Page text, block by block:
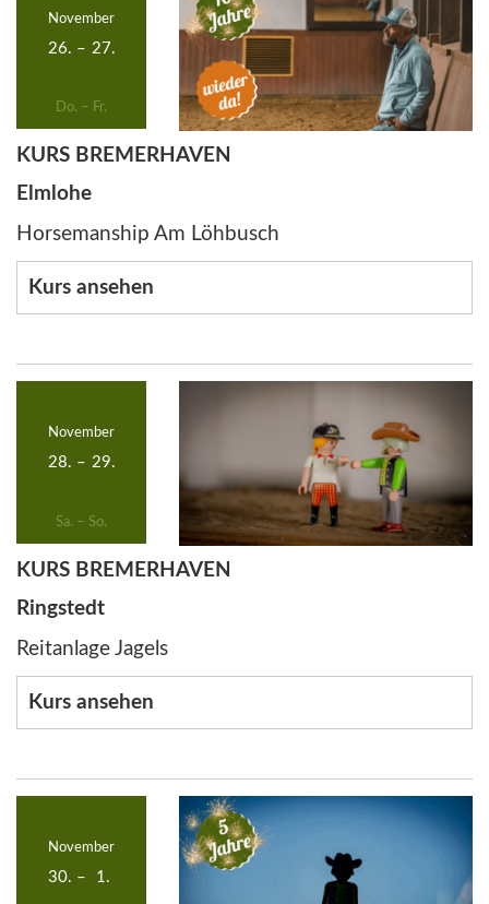
26. – 27.
November
Do. – Fr.
KURS BREMERHAVEN
Elmlohe
Horsemanship Am Löhbusch
Kurs ansehen
28. – 29.
November
Sa. – So.
KURS BREMERHAVEN
Ringstedt
Reitanlage Jagels
Kurs ansehen
30. – 1.
November